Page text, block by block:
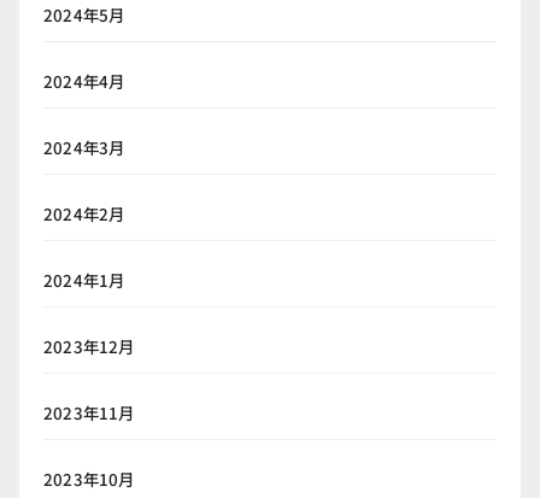
2024年5月
2024年4月
2024年3月
2024年2月
2024年1月
2023年12月
2023年11月
2023年10月